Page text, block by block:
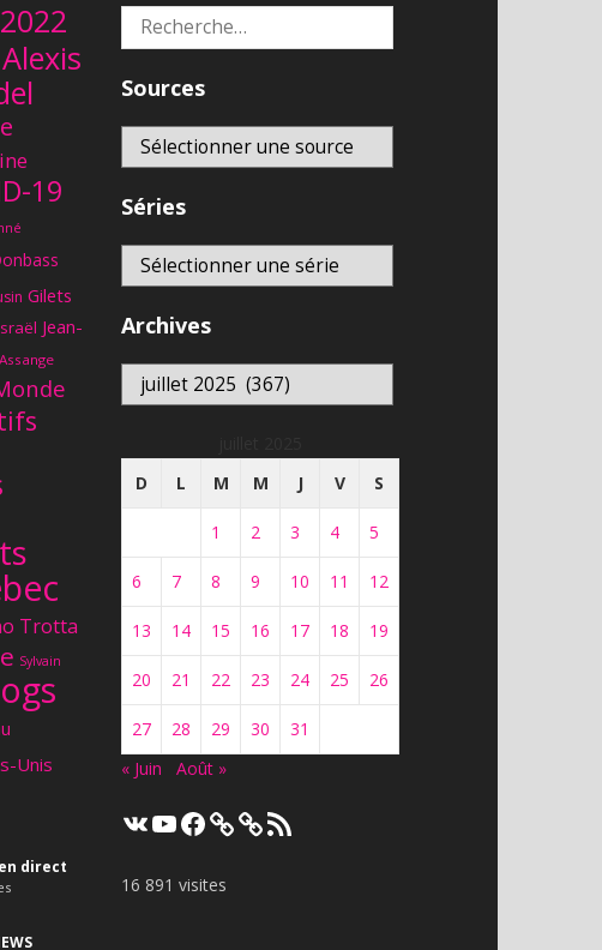
2022
Alexis
19
Gilets
Jean-
Trotta
Sylvain
Unis
direct
Rechercher :
Sources
Séries
Archives
Archives
D
L M M J V S
1 2 3 4 5
6 7 8 9 10 11 12
13 14 15 16 17 18 19
20 21 22 23 24 25 26
27 28 29 30
31
« Juin
Août »
VK YouTube
Facebook Flux
RSS
16 891 visites